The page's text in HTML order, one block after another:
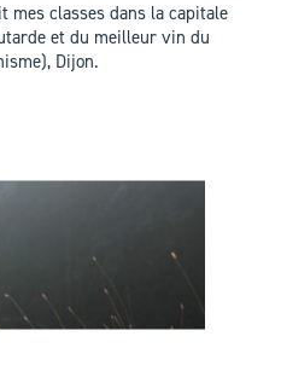
mes classes dans la capitale
et du meilleur vin du
Dijon.